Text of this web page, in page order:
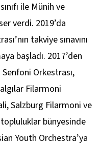
ile Münih ve
verdi. 2019’da
takviye sınavını
başladı. 2017’den
Orkestrası,
Filarmoni
Salzburg Filarmoni ve
bünyesinde
Youth Orchestra’ya